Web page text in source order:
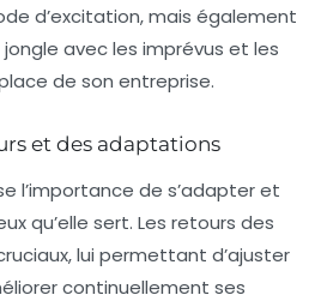
d’excitation, mais également
jongle avec les imprévus et les
de son entreprise.
et des adaptations
l’importance de s’adapter et
qu’elle sert. Les retours des
lui permettant d’ajuster
continuellement ses